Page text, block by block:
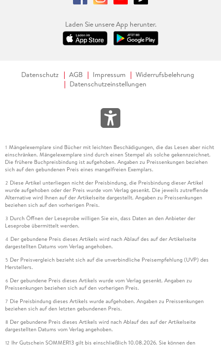
Laden Sie unsere App herunter.
Datenschutz AGB Impressum
Widerrufsbelehrung
Datenschutzeinstellungen
1 Mängelexemplare sind Bücher mit leichten Beschädigungen, die das Lesen aber nicht
einschränken. Mängelexemplare sind durch einen Stempel als solche gekennzeichnet.
Die frühere Buchpreisbindung ist aufgehoben. Angaben zu Preissenkungen beziehen
sich auf den gebundenen Preis eines mangelfreien Exemplars.
2 Diese Artikel unterliegen nicht der Preisbindung, die Preisbindung dieser Artikel
wurde aufgehoben oder der Preis wurde vom Verlag gesenkt. Die jeweils zutreffende
Alternative wird Ihnen auf der Artikelseite dargestellt. Angaben zu Preissenkungen
beziehen sich auf den vorherigen Preis.
3 Durch Öffnen der Leseprobe willigen Sie ein, dass Daten an den Anbieter der
Leseprobe übermittelt werden.
4 Der gebundene Preis dieses Artikels wird nach Ablauf des auf der Artikelseite
dargestellten Datums vom Verlag angehoben.
5 Der Preisvergleich bezieht sich auf die unverbindliche Preisempfehlung (UVP) des
Herstellers.
6 Der gebundene Preis dieses Artikels wurde vom Verlag gesenkt. Angaben zu
Preissenkungen beziehen sich auf den vorherigen Preis.
7 Die Preisbindung dieses Artikels wurde aufgehoben. Angaben zu Preissenkungen
beziehen sich auf den letzten gebundenen Preis.
8 Der gebundene Preis dieses Artikels wird nach Ablauf des auf der Artikelseite
dargestellten Datums vom Verlag angehoben.
12 Ihr Gutschein SOMMER13 gilt bis einschließlich 10.08.2026. Sie können den